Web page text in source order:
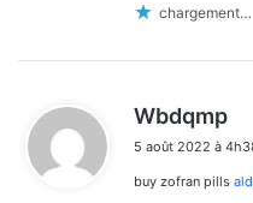
chargement…
Wbdqmp
t
5 août 2022 à
buy zofran pills